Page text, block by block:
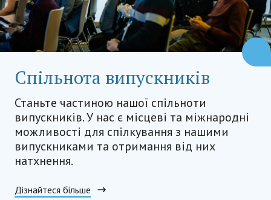
Спільнота випускників
Станьте частиною нашої спільноти
випускників. У нас є місцеві та міжнародні
можливості для спілкування з нашими
випускниками та отримання від них
натхнення.
Дізнайтеся більше